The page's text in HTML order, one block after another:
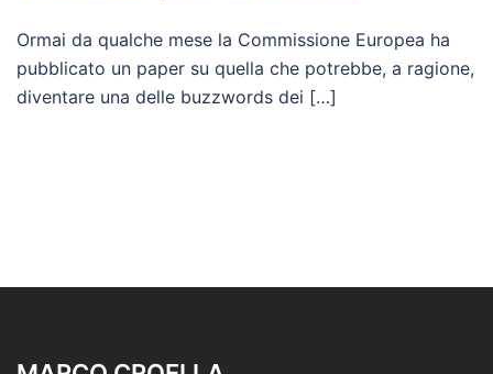
Ormai da qualche mese la Commissione Europea ha
pubblicato un paper su quella che potrebbe, a ragione,
diventare una delle buzzwords dei […]